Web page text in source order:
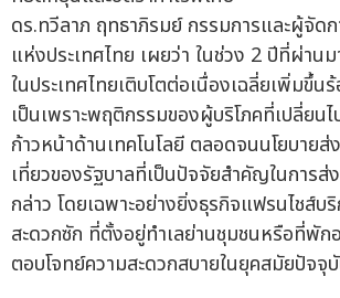
ดร.ทวีลาภ ฤทธาภิรมย์ กรรมการและผู้จัด
แห่งประเทศไทย เผยว่า ในช่วง 2 ปีที่ผ่าน
ในประเทศไทยเติบโตต่อเนื่องเฉลี่ยเพิ่มขึ้น
เป็นเพราะพฤติกรรมของผู้บริโภคที่เปลี่ยน
ก้าวหน้าด้านเทคโนโลยี ตลอดจนนโยบายส่
เที่ยวของรัฐบาลที่เป็นปัจจัยสำคัญในการส่
กล่าว โดยเฉพาะอย่างยิ่งธุรกิจแฟรนไชส์บ
สะดวกซัก ที่ตั้งอยู่ทำเลย่านชุมชนหรือที่พัก
ตอบโจทย์ความสะดวกสบายในยุคสมัยปัจจุ